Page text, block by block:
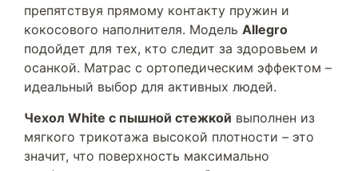
препятствуя прямому контакту пружин и
кокосового наполнителя. Модель Allegro
подойдет для тех, кто следит за здоровьем и
осанкой. Матрас с ортопедическим эффектом –
идеальный выбор для активных людей.
Чехол White с пышной стежкой выполнен из
мягкого трикотажа высокой плотности – это
значит, что поверхность максимально